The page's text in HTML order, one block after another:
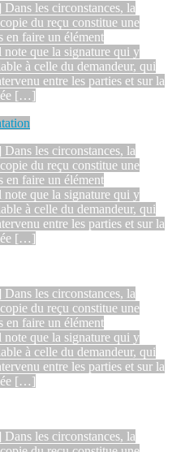
les circonstances, la
du reçu constitue une
en faire un élément
que la signature qui y
à celle du demandeur, qui
entre les parties et sur la
[…]
les circonstances, la
du reçu constitue une
en faire un élément
que la signature qui y
à celle du demandeur, qui
entre les parties et sur la
[…]
les circonstances, la
du reçu constitue une
en faire un élément
que la signature qui y
à celle du demandeur, qui
entre les parties et sur la
[…]
les circonstances, la